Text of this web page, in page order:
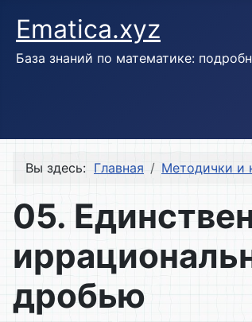
Ematica.xyz
База знаний по математике:
Вы здесь: Главная Методички и
05.
дробью